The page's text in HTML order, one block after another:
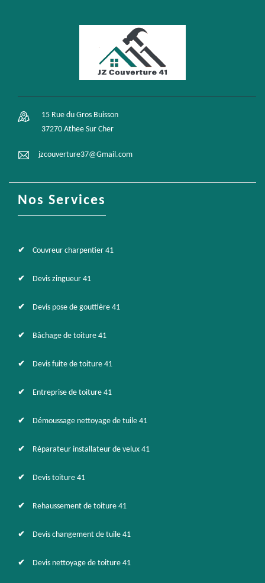
15 Rue du Gros Buisson
37270 Athee Sur Cher
jzcouverture37@Gmail.com
Nos Services
Couvreur charpentier 41
Devis zingueur 41
Devis pose de gouttière 41
Bâchage de toiture 41
Devis fuite de toiture 41
Entreprise de toiture 41
Démoussage nettoyage de tuile 41
Réparateur installateur de velux 41
Devis toiture 41
Rehaussement de toiture 41
Devis changement de tuile 41
Devis nettoyage de toiture 41